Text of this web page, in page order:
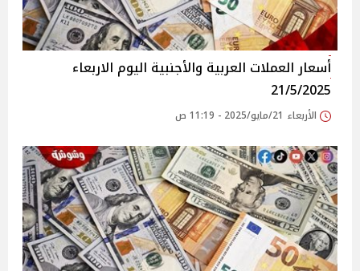
أسعار العملات العربية والأجنبية اليوم الاربعاء
21/5/2025
الأربعاء 21/مايو/2025 - 11:19 ص